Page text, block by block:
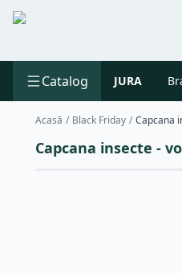
Catalog JURA
Acasă / Black Friday /
Capcana insecte -